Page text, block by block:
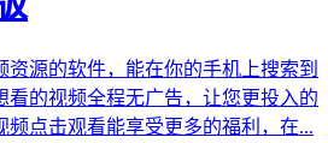
源的软件，能在你的手机上搜索到
看的视频全程无广告，让您更投入的
频点击观看能享受更多的福利，在...